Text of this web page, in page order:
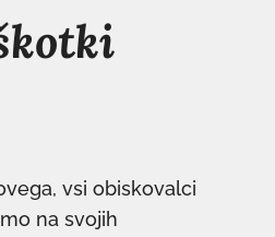
vsi obiskovalci
na svojih